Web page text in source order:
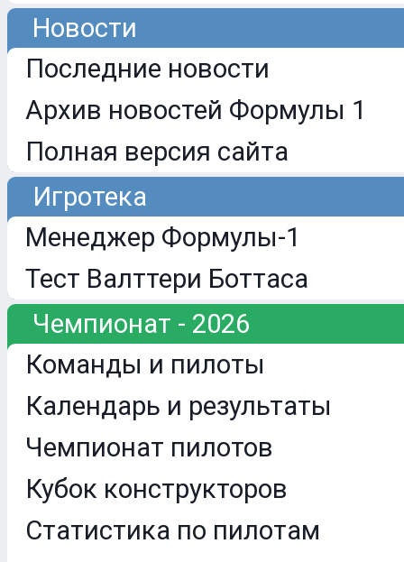
Новости
Последние новости
Архив новостей Формулы 1
Полная версия сайта
Игротека
Менеджер Формулы-1
Тест Валттери Боттаса
Чемпионат - 2026
Команды и пилоты
Календарь и результаты
Чемпионат пилотов
Кубок конструкторов
Статистика по пилотам